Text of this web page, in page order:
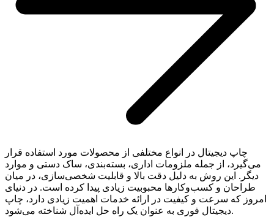
چاپ دیجیتال در انواع مختلفی از محصولات مورد استفاده قرار
می‌گیرد، از جمله ملزومات اداری، بسته‌بندی، ساک دستی و موارد
دیگر. این روش به دلیل دقت بالا و قابلیت شخصی‌سازی، در میان
طراحان و کسب‌وکارها محبوبیت زیادی پیدا کرده است. در دنیای
امروز که سرعت و کیفیت در ارائه خدمات اهمیت زیادی دارد، چاپ
دیجیتال فوری به عنوان یک راه حل ایده‌آل شناخته می‌شود.